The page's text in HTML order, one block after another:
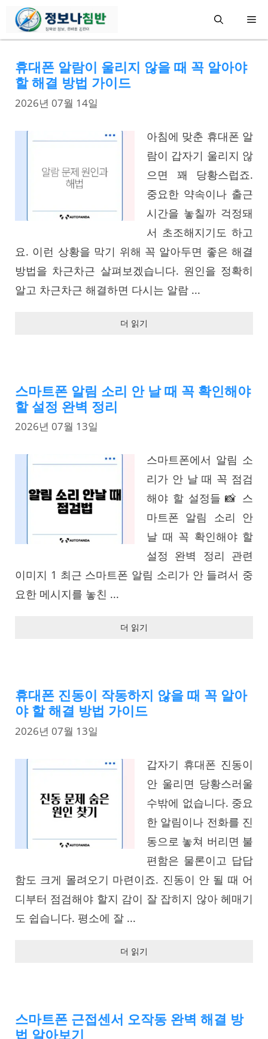
메
휴대폰 알람이 울리지 않을 때 꼭 알아야
할 해결 방법 가이드
2026년 07월 14일
아침에 맞춘 휴대폰 알
람이 갑자기 울리지 않
으면 꽤 당황스럽죠.
중요한 약속이나 출근
시간을 놓칠까 걱정돼
서 초조해지기도 하고
요. 이런 상황을 막기 위해 꼭 알아두면 좋은 해결
방법을 차근차근 살펴보겠습니다. 원인을 정확히
알고 차근차근 해결하면 다시는 알람 ...
더 읽기
스마트폰 알림 소리 안 날 때 꼭 확인해야
할 설정 완벽 정리
2026년 07월 13일
스마트폰에서 알림 소
리가 안 날 때 꼭 점검
해야 할 설정들 📸 스
마트폰 알림 소리 안
날 때 꼭 확인해야 할
설정 완벽 정리 관련
이미지 1 최근 스마트폰 알림 소리가 안 들려서 중
요한 메시지를 놓친 ...
더 읽기
휴대폰 진동이 작동하지 않을 때 꼭 알아
야 할 해결 방법 가이드
2026년 07월 13일
갑자기 휴대폰 진동이
안 울리면 당황스러울
수밖에 없습니다. 중요
한 알림이나 전화를 진
동으로 놓쳐 버리면 불
편함은 물론이고 답답
함도 크게 몰려오기 마련이죠. 진동이 안 될 때 어
디부터 점검해야 할지 감이 잘 잡히지 않아 헤매기
도 쉽습니다. 평소에 잘 ...
더 읽기
스마트폰 근접센서 오작동 완벽 해결 방
법 알아보기